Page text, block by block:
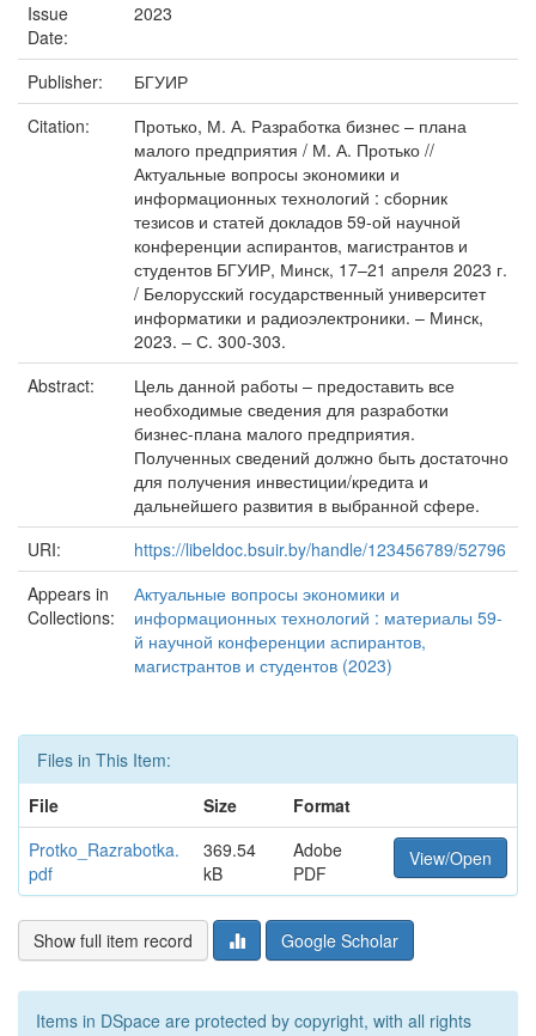
Issue
Date:
2023
Publisher:
БГУИР
Citation:
Протько, М. А. Разработка бизнес – плана
малого предприятия / М. А. Протько //
Актуальные вопросы экономики и
информационных технологий : сборник
тезисов и статей докладов 59-ой научной
конференции аспирантов, магистрантов и
студентов БГУИР, Минск, 17–21 апреля 2023 г.
/ Белорусский государственный университет
информатики и радиоэлектроники. – Минск,
2023. – С. 300-303.
Abstract:
Цель данной работы – предоставить все
необходимые сведения для разработки
бизнес-плана малого предприятия.
Полученных сведений должно быть достаточно
для получения инвестиции/кредита и
дальнейшего развития в выбранной сфере.
URI:
https://libeldoc.bsuir.by/handle/123456789/52796
Appears in
Collections:
Актуальные вопросы экономики и
информационных технологий : материалы 59-
й научной конференции аспирантов,
магистрантов и студентов (2023)
Files in This Item:
File
Size
Format
Protko_Razrabotka.
pdf
369.54
kB
Adobe
PDF
View/Open
Show full item record Google Scholar
Items in DSpace are protected by copyright, with all rights